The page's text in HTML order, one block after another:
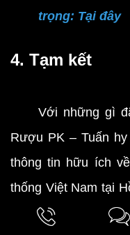
trọng: Tại đây
4. Tạm kết
Với những gì đã
Rượu PK – Tuấn
thông tin hữu ích
thống Việt Nam tại
thấy những loại